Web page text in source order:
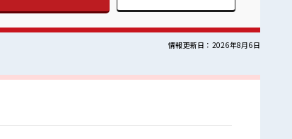
情報更新日：2026年8月6日